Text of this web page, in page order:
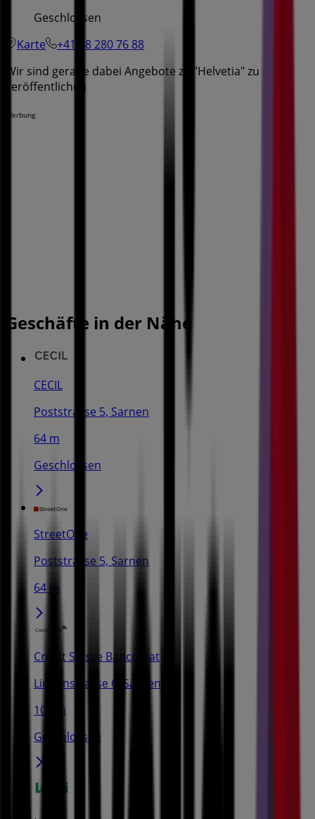
Geschlossen
Karte
+41 58 280 76 88
Wir sind gerade dabei Angebote zu "Helvetia" zu
veröffentlichen
Werbung
Geschäfte in der Nähe
CECIL
Poststrasse 5, Sarnen
64 m
Geschlossen
StreetOne
Poststrasse 5, Sarnen
64 m
Credit Suisse Bancomat
Lindenstrasse 6, Sarnen
105 m
Geschlossen